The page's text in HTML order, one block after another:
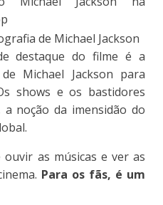
destaque do filme é a
Michael Jackson para
shows e os bastidores
noção da imensidão do
as músicas e ver as
Para os fãs, é um